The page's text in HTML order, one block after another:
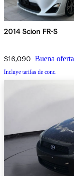
2014 Scion FR-S
$16,090 Buena oferta
Incluye tarifas de conc.